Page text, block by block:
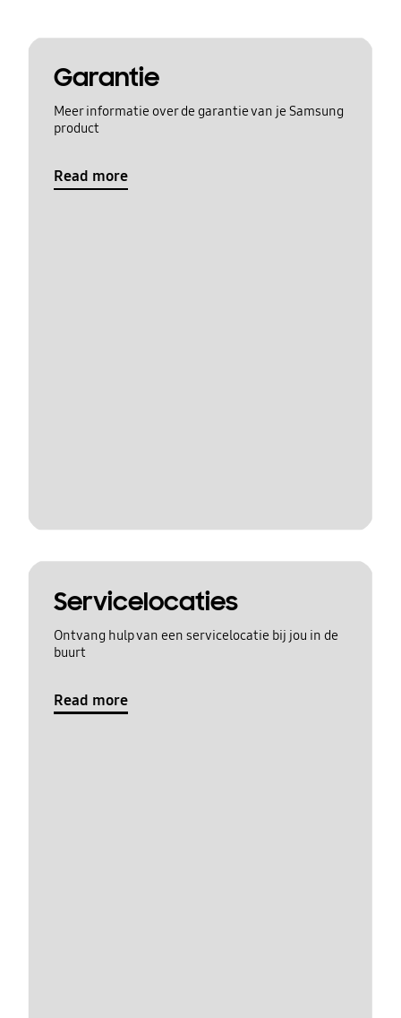
Garantie
Meer informatie over de garantie van je Samsung
product
Read more
Servicelocaties
Ontvang hulp van een servicelocatie bij jou in de
buurt
Read more